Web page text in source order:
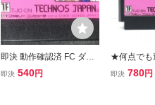
即決 動作確認済 FC ダウ
ンタウン熱血物語 テクノ
即決 540円
★何点でも
★ ダウンタ
即決 780円